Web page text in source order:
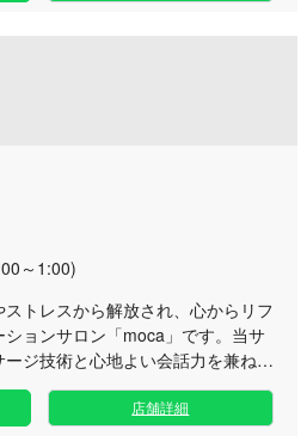
ープリンパをはじめ、温かいオイ
メント、そして胸が高鳴る特別な
をはじめからコース内に組み込み
元のメンズエステには戻れなくな
から歩いて3〜5分ほどの好立
施術ルームを複数完備しておりま
ることなく、あなただけの極上の
いただけます。 お好みに合わせ
ョンもご用意し、日常を忘れるワ
もてなしで皆様をお迎えいたしま
～1:00)
ストレスから解放され、心からリフ
ョンサロン「moca」です。当サ
ジ技術と心地よい会話力を兼ね備
選採用。 まるで我が家に帰ってき
雰囲気の中で、誰にも気兼ねせ
て至福の時間をお過ごしいただけ
店舗詳細